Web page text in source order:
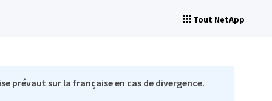
Tout NetApp
prévaut sur la française en cas de divergence.